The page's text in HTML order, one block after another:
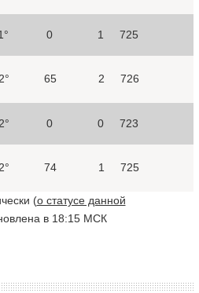
0 1 725
65 2 726
0 0 723
74 1 725
(о статусе данной
в 18:15 МСК